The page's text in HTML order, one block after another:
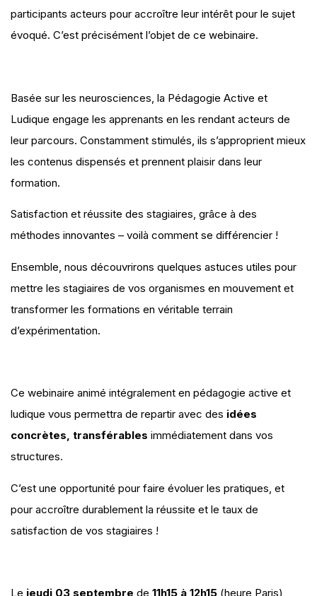
participants acteurs pour accroître leur intérêt pour le sujet
évoqué. C’est précisément l’objet de ce webinaire.
Basée sur les neurosciences, la Pédagogie Active et
Ludique engage les apprenants en les rendant acteurs de
leur parcours. Constamment stimulés, ils s’approprient mieux
les contenus dispensés et prennent plaisir dans leur
formation.
Satisfaction et réussite des stagiaires, grâce à des
méthodes innovantes – voilà comment se différencier !
Ensemble, nous découvrirons quelques astuces utiles pour
mettre les stagiaires de vos organismes en mouvement et
transformer les formations en véritable terrain
d’expérimentation.
Ce webinaire animé intégralement en pédagogie active et
ludique vous permettra de repartir avec des idées
concrètes, transférables immédiatement dans vos
structures.
C’est une opportunité pour faire évoluer les pratiques, et
pour accroître durablement la réussite et le taux de
satisfaction de vos stagiaires !
Le jeudi 03 septembre de 11h15 à 12h15 (heure Paris)